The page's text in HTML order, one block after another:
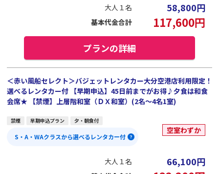
大人１名 58,800円
基本代金合計 117,600円
プランの詳細
＜赤い風船セレクト＞バジェットレンタカー大分空港店利用限定！
選べるレンタカー付 【早期申込】45日前までがお得♪夕食は和食
会席★ 【禁煙】上層階和室（ＤＸ和室）(2名～4名1室)
禁煙 早期申込プラン 夕・朝食付
S・A・WAクラスから選べるレンタカー付
空室わずか
大人１名 66,100円